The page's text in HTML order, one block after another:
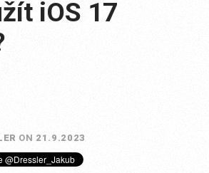
iOS 17
ON 21.9.2023